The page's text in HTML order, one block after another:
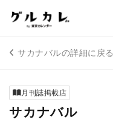
サカナバルの詳細に戻る
月刊誌掲載店
サカナバル